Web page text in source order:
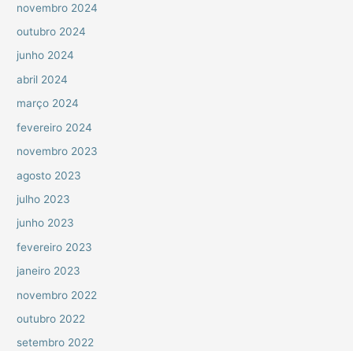
novembro 2024
outubro 2024
junho 2024
abril 2024
março 2024
fevereiro 2024
novembro 2023
agosto 2023
julho 2023
junho 2023
fevereiro 2023
janeiro 2023
novembro 2022
outubro 2022
setembro 2022